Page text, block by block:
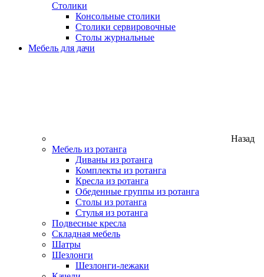
Столики
Консольные столики
Столики сервировочные
Столы журнальные
Мебель для дачи
Назад
Мебель из ротанга
Диваны из ротанга
Комплекты из ротанга
Кресла из ротанга
Обеденные группы из ротанга
Столы из ротанга
Стулья из ротанга
Подвесные кресла
Складная мебель
Шатры
Шезлонги
Шезлонги-лежаки